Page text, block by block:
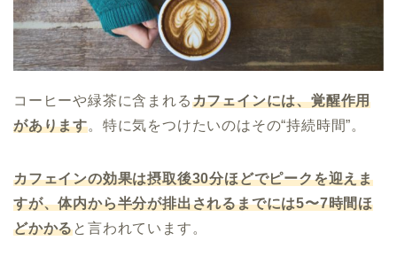
コーヒーや緑茶に含まれるカフェインには、覚醒作用
があります。特に気をつけたいのはその“持続時間”。
カフェインの効果は摂取後30分ほどでピークを迎えま
すが、体内から半分が排出されるまでには5〜7時間ほ
どかかると言われています。